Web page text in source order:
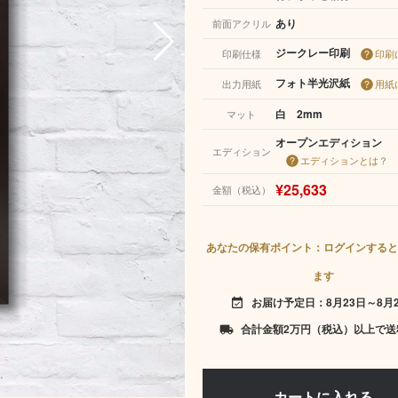
前面アクリル あり
印刷仕様 ジークレー印刷 印刷
出力用紙 フォト半光沢紙 用紙
マット 白 2mm
エディション
オープンエディション
エディションとは？
金額（税込） ¥25,633
あなたの保有ポイント：ログインする
ます
event_available お届け予定日：8月23日～8月
local_shipping 合計金額2万円（税込）以上で